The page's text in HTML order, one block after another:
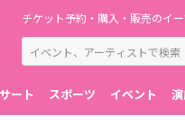
チケット予約・購入・販売のイー
ート スポーツ イベント